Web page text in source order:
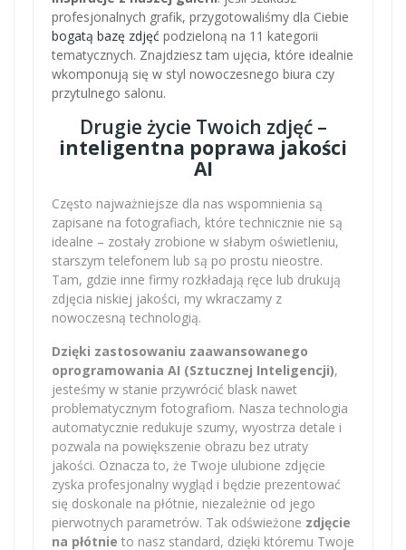
profesjonalnych grafik, przygotowaliśmy dla Ciebie
bogatą bazę zdjęć podzieloną na 11 kategorii
tematycznych. Znajdziesz tam ujęcia, które idealnie
wkomponują się w styl nowoczesnego biura czy
przytulnego salonu.
Drugie życie Twoich zdjęć –
inteligentna poprawa jakości
AI
Często najważniejsze dla nas wspomnienia są
zapisane na fotografiach, które technicznie nie są
idealne – zostały zrobione w słabym oświetleniu,
starszym telefonem lub są po prostu nieostre.
Tam, gdzie inne firmy rozkładają ręce lub drukują
zdjęcia niskiej jakości, my wkraczamy z
nowoczesną technologią.
Dzięki zastosowaniu zaawansowanego
oprogramowania AI (Sztucznej Inteligencji),
jesteśmy w stanie przywrócić blask nawet
problematycznym fotografiom. Nasza technologia
automatycznie redukuje szumy, wyostrza detale i
pozwala na powiększenie obrazu bez utraty
jakości. Oznacza to, że Twoje ulubione zdjęcie
zyska profesjonalny wygląd i będzie prezentować
się doskonale na płótnie, niezależnie od jego
pierwotnych parametrów. Tak odświeżone zdjęcie
na płótnie to nasz standard, dzięki któremu Twoje